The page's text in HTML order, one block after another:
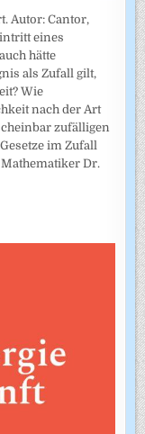
Autor: Cantor,
eines
hätte
als Zufall gilt,
Wie
nach der Art
zufälligen
im Zufall
Dr.